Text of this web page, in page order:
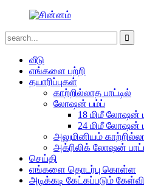
வீடு
எங்களை பற்றி
தயாரிப்புகள்
காற்றில்லாத பாட்டில்
லோஷன் பம்ப்
18 மிமீ லோஷன்
24 மிமீ லோஷன்
அலுமினியம்
அக்ரிலிக் லோஷன்
செய்தி
எங்களை தொடர்பு கொள்ள
அடிக்கடி கேட்கப்படும்